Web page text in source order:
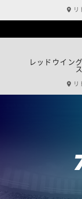
リ
レッドウイング
ス
リ